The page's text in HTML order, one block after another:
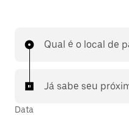
Qual é o local de
Já sabe seu
Data